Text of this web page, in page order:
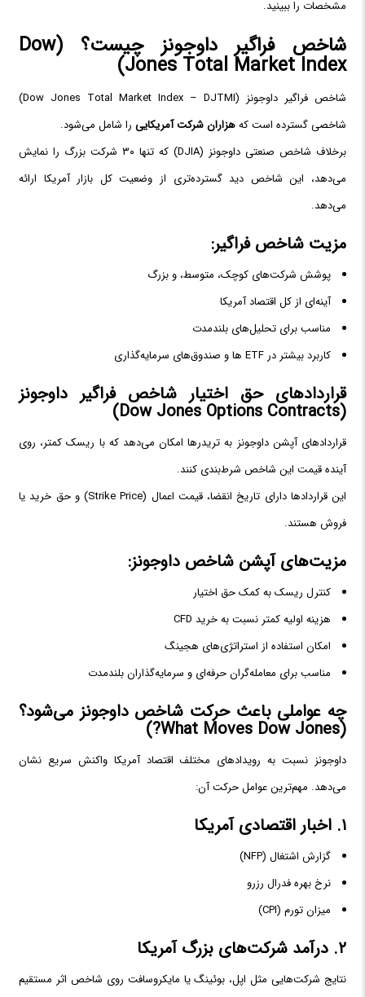
مشخصات را ببینید.
شاخص فراگیر داوجونز چیست؟ (Dow
Jones Total Market Index)
شاخص فراگیر داوجونز (Dow Jones Total Market Index – DJTMI)
شاخصی گسترده است کههزاران شرکت آمریکایی را شامل می‌شود.
برخلاف شاخص صنعتی داوجونز (DJIA) که تنها ۳۰ شرکت بزرگ را نمایش
می‌دهد، این شاخص دید گسترده‌تری از وضعیت کل بازار آمریکا ارائه
می‌دهد.
مزیت شاخص فراگیر:
پوشش شرکت‌های کوچک، متوسط، و بزرگ
آینه‌ای از کل اقتصاد آمریکا
مناسب برای تحلیل‌های بلندمدت
کاربرد بیشتر در ETF ها و صندوق‌های سرمایه‌گذاری
قراردادهای حق اختیار شاخص فراگیر داوجونز
(Dow Jones Options Contracts)
قراردادهای آپشن داوجونز به تریدرها امکان می‌دهد که با ریسک کمتر، روی
آینده قیمت این شاخص شرط‌بندی کنند.
این قراردادها دارای تاریخ انقضا، قیمت اعمال (Strike Price) و حق خرید یا
فروش هستند.
مزیت‌های آپشن شاخص داوجونز:
کنترل ریسک به کمک حق اختیار
هزینه اولیه کمتر نسبت به خرید CFD
امکان استفاده از استراتژی‌های هجینگ
مناسب برای معامله‌گران حرفه‌ای و سرمایه‌گذاران بلندمدت
چه عواملی باعث حرکت شاخص داوجونز می‌شود؟
(What Moves Dow Jones?)
داوجونز نسبت به رویدادهای مختلف اقتصاد آمریکا واکنش سریع نشان
می‌دهد. مهم‌ترین عوامل حرکت آن:
۱. اخبار اقتصادی آمریکا
گزارش اشتغال (NFP)
نرخ بهره فدرال رزرو
میزان تورم (CPI)
۲. درآمد شرکت‌های بزرگ آمریکا
نتایج شرکت‌هایی مثل اپل، بوئینگ یا مایکروسافت روی شاخص اثر مستقیم